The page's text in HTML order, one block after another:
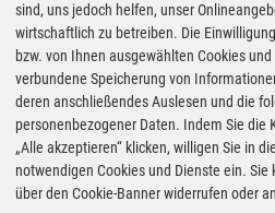
2.159€
gestern 18:10 Uhr
ARAL
Industriestraße 7a,
geöffnet bis 22:00 Uhr
Entfernung: ca. 12.2 km*
2.349€
gestern 11:30 Uhr
BFT
Bab A7, Motelstraße 5,
ganztägig geöffnet
sind, uns jedoch helfen, unser
wirtschaftlich zu betreiben. Die
bzw. von Ihnen ausgewählten Cookies
verbundene Speicherung von
deren anschließendes Auslesen und die
personenbezogener Daten. Indem Sie die
„Alle akzeptieren“ klicken, willigen Sie in
notwendigen Cookies und Dienste ein.
über den Cookie-Banner widerrufen oder